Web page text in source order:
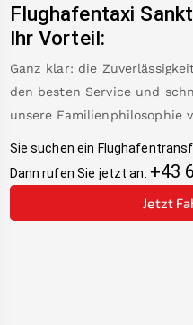
Flughafentaxi
Ihr Vorteil:
Ganz klar: die
den besten Service und
unsere Familienphilosophie
Sie suchen ein
Dann rufen Sie jetzt an: +43
Jetzt